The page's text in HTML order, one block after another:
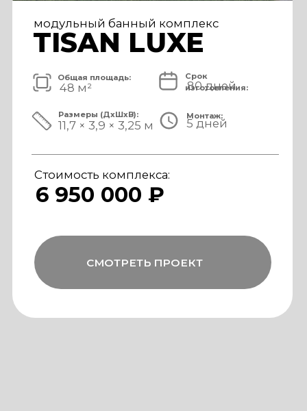
АРХИТЕКТУРА И ЭКСТЕРЬЕР
Мы совмещаем скорость модульной
сборки с технологиями капитального
строительства, включая использование
бетона, керамогранита и премиального
инженерного оборудования